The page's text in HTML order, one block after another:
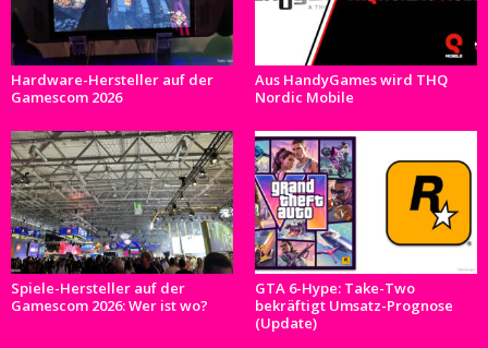
Hardware-Hersteller auf der
Gamescom 2026
Aus HandyGames wird THQ
Nordic Mobile
Spiele-Hersteller auf der
Gamescom 2026: Wer ist wo?
GTA 6-Hype: Take-Two
bekräftigt Umsatz-Prognose
(Update)